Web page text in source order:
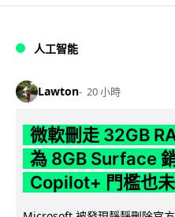
人工智能
Lawton 20 小時
微軟刪走 32GB
為 8GB Surface
Copilot+ 門檻也未